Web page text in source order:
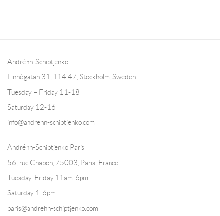
Andréhn-Schiptjenko
Linnégatan 31, 114 47, Stockholm, Sweden
Tuesday – Friday 11-18
Saturday 12-16
info@andrehn-schiptjenko.com
Andréhn-Schiptjenko Paris
56, rue Chapon, 75003, Paris, France
Tuesday-Friday 11am-6pm
Saturday 1-6pm
paris@andrehn-schiptjenko.com